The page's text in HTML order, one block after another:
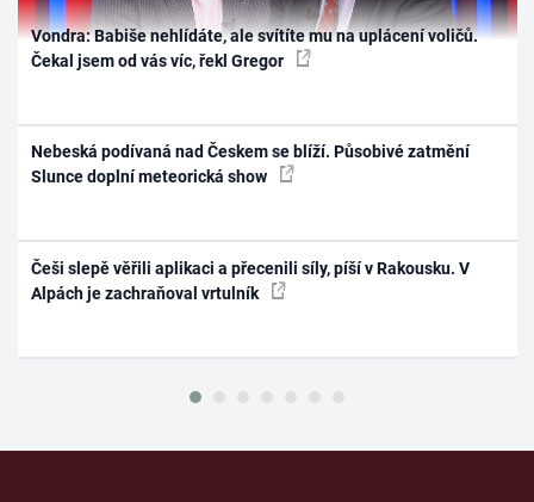
Vondra: Babiše nehlídáte, ale svítíte mu na uplácení voličů.
Čekal jsem od vás víc, řekl Gregor
Nebeská podívaná nad Českem se blíží. Působivé zatmění
Slunce doplní meteorická show
Češi slepě věřili aplikaci a přecenili síly, píší v Rakousku. V
Alpách je zachraňoval vrtulník